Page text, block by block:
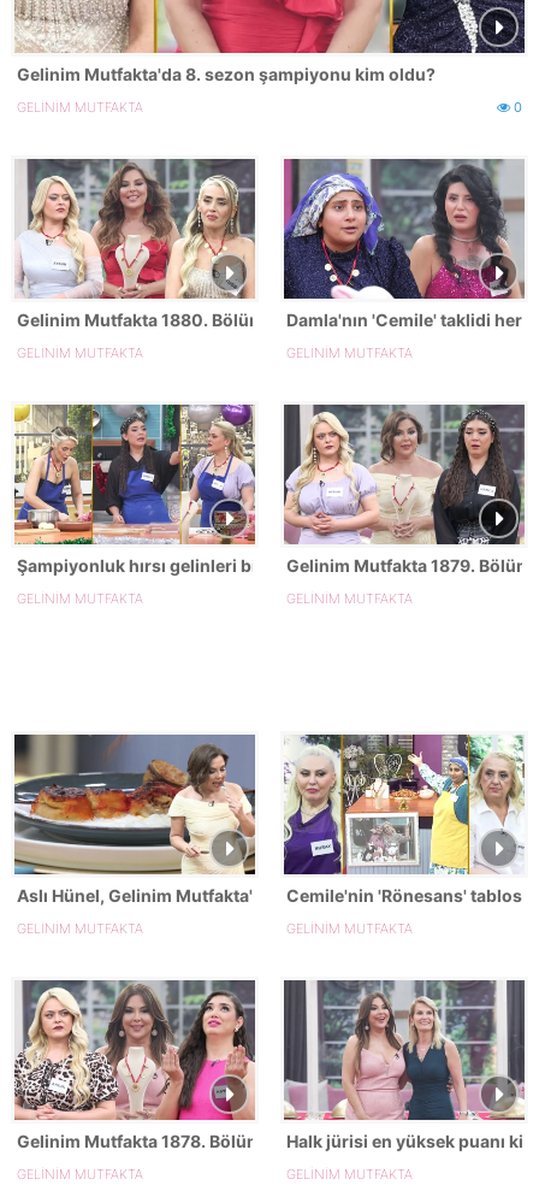
Gelinim Mutfakta'da 8. sezon şampiyonu kim oldu?
0
GELİNİM MUTFAKTA
Gelinim Mutfakta 1880. Bölümde gün birincisi kim oldu?
GELİNİM MUTFAKTA
Damla'nın 'Cemile' taklidi
GELİNİM MUTFAKTA
Şampiyonluk hırsı gelinleri birbirine düşürdü!
GELİNİM MUTFAKTA
Gelinim Mutfakta 1879.
GELİNİM MUTFAKTA
Aslı Hünel, Gelinim Mutfakta'nın 1879. Bölümünde en yüksek
GELİNİM MUTFAKTA
Cemile'nin 'Rönesans' tablosu!
GELİNİM MUTFAKTA
Gelinim Mutfakta 1878. Bölümde gün birincisi kim oldu?
GELİNİM MUTFAKTA
Halk jürisi en yüksek puanı
GELİNİM MUTFAKTA